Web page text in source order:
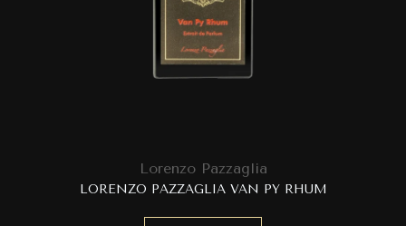
Lorenzo Pazzaglia
LORENZO PAZZAGLIA VAN PY RHUM